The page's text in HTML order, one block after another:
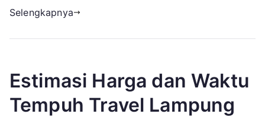
Selengkapnya
Estimasi Harga dan Waktu
Tempuh Travel Lampung